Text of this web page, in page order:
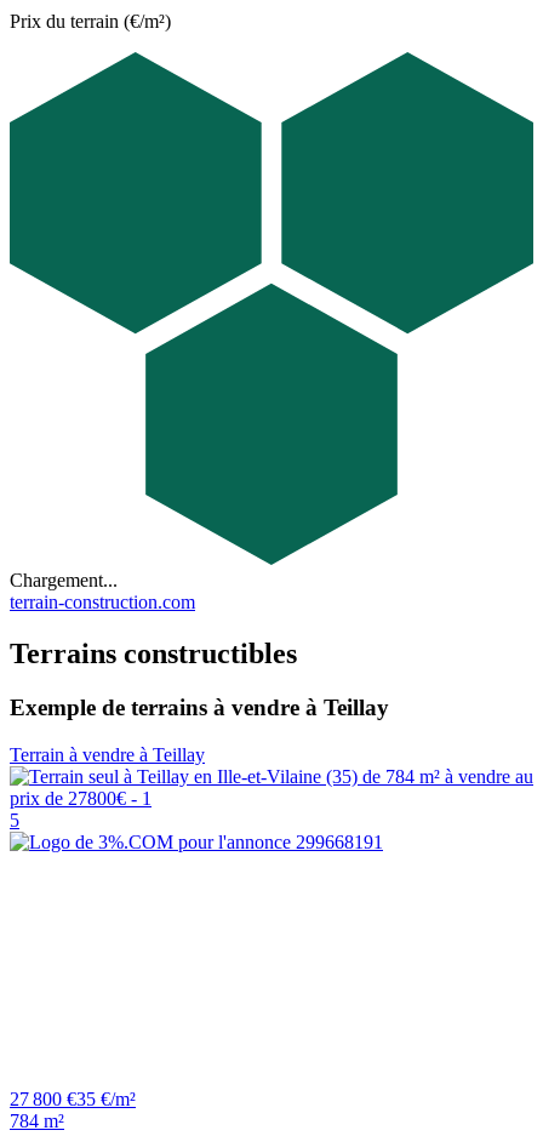
Prix du terrain (€/m²)
Chargement...
terrain-construction.com
Terrains constructibles
Exemple de terrains à vendre à Teillay
Terrain à vendre à Teillay
5
27 800 €35 €/m²
784 m²